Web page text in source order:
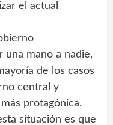
el actual
una mano a nadie,
de los casos
central y
protagónica.
situación es que